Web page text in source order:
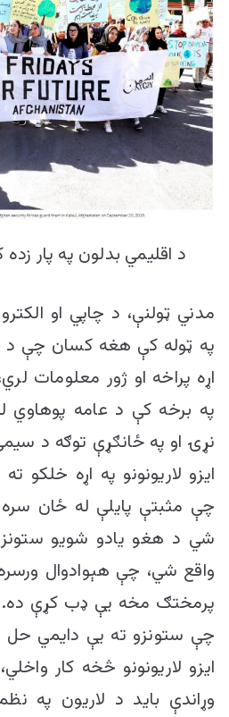
د اقلیمي بدلون په پار زده
مدني ټولنې، د چاپي او
په ټوله کې هغه کسان چې د
اړه پراخه او ژور معلومات
په برخه کې د عامه پوهاوي
نړۍ او په ځانګړې توګه د
ایزو لاریونونو په اړه خلکو
چې مثبتې پایلې له ځان سره
شي د هغو یادو شویو
واقع شي، چې هېوادوال
پرمختګ مخه یې ډب کړې ده.
چې ستونزو ته یې دایمي حل
ایزو لاریونونو څخه کار
وړاندې باید د لاریون په